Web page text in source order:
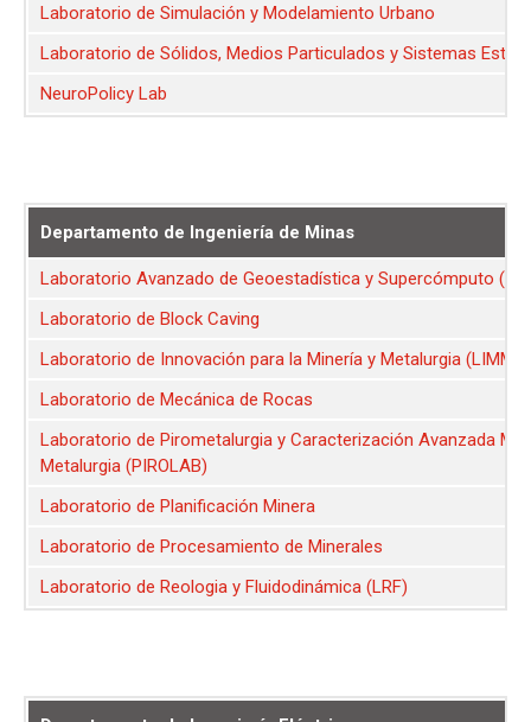
Laboratorio de Simulación y Modelamiento Urbano
Laboratorio de Sólidos, Medios Particulados y Sistemas
NeuroPolicy Lab
Departamento de Ingeniería de Minas
Laboratorio Avanzado de Geoestadística y Supercómputo
Laboratorio de Block Caving
Laboratorio de Innovación para la Minería y Metalurgia (LIMM)
Laboratorio de Mecánica de Rocas
Laboratorio de Pirometalurgia y Caracterización Avanzada
Metalurgia (PIROLAB)
Laboratorio de Planificación Minera
Laboratorio de Procesamiento de Minerales
Laboratorio de Reologia y Fluidodinámica (LRF)